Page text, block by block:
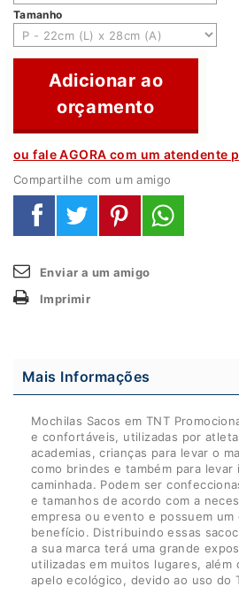
Tamanho
Adicionar ao
orçamento
ou fale AGORA com um atendente
Compartilhe com um amigo
Enviar a um amigo
Imprimir
Mais Informações
Mochilas Sacos em TNT
e confortáveis, utilizadas por
academias, crianças para levar o
como brindes e também para
caminhada. Podem ser
e tamanhos de acordo com a
empresa ou evento e possuem um
benefício. Distribuindo essas
a sua marca terá uma grande
utilizadas em muitos lugares, além
apelo ecológico, devido ao uso do